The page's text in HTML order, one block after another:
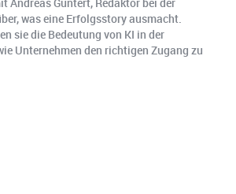
was eine Erfolgsstory ausmacht.
sie die Bedeutung von KI in der
Unternehmen den richtigen Zugang zu